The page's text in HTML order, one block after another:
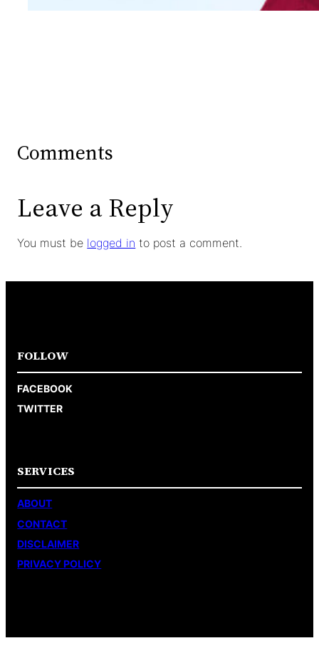
Comments
Leave a Reply
You must be logged in to post a comment.
FOLLOW
FACEBOOK
TWITTER
SERVICES
ABOUT
CONTACT
DISCLAIMER
PRIVACY POLICY